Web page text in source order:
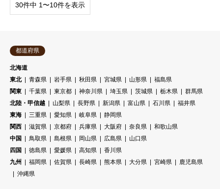
30件中 1〜10件を表示
都道府県
北海道
東北
青森県 岩手県 秋田県 宮城県 山形県
福島県
関東
千葉県 東京都 神奈川県 埼玉県 茨城県 栃木県
群馬県
北陸・甲信越
山梨県 長野県 新潟県 富山県 石川県
福井県
東海
三重県 愛知県 岐阜県
静岡県
関西
滋賀県 京都府 兵庫県 大阪府 奈良県
和歌山県
中国
鳥取県 島根県 岡山県 広島県
山口県
四国
徳島県 愛媛県 高知県
香川県
九州
福岡県 佐賀県 長崎県 熊本県 大分県 宮崎県
鹿児島県
沖縄県